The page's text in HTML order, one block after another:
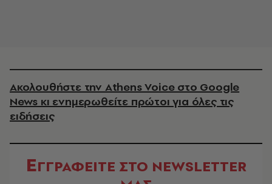
Ακολουθήστε την Athens Voice στο Google
News κι ενημερωθείτε πρώτοι για όλες τις
ειδήσεις
ΕΓΓΡΑΦΕΙΤΕ ΣΤΟ NEWSLETTER